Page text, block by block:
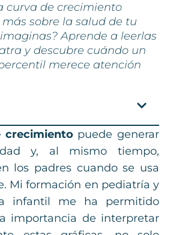
curva de crecimiento
sobre la salud de tu
Aprende a leerlas
y descubre cuándo un
merece atención
crecimientopuede generar
y, al mismo tiempo,
los padres cuando se usa
Mi formación en pediatría y
infantil me ha permitido
importancia de interpretar